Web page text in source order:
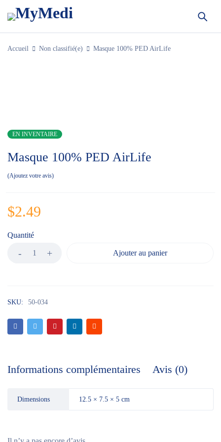
Accueil Non classifié(e) Masque 100% PED AirLife
EN INVENTAIRE
Masque 100% PED AirLife
Ajoutez votre avis
$2.49
Quantité
Ajouter au panier
SKU: 50-034
Informations complémentaires Avis (0)
Dimensions 12.5 × 7.5 × 5 cm